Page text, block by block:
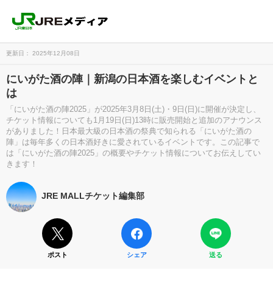
更新日： 2025年12月08日
にいがた酒の陣｜新潟の日本酒を楽しむイベントと
は
「にいがた酒の陣2025」が2025年3月8日(土)・9日(日)に開催が決定し、
チケット情報についても1月19日(日)13時に販売開始と追加のアナウンス
がありました！日本最大級の日本酒の祭典で知られる「にいがた酒の
陣」は毎年多くの日本酒好きに愛されているイベントです。この記事で
は「にいがた酒の陣2025」の概要やチケット情報についてお伝えしてい
きます！
JRE MALLチケット編集部
ポスト シェア 送る